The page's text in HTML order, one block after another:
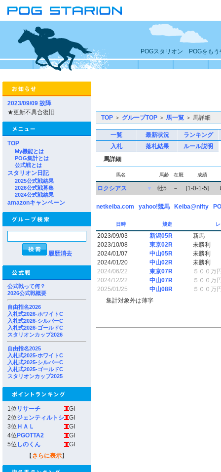
POGスタリオン POGをもう
2023/09/09 故障
★更新不具合復旧
TOP
My機能とは
POG集計とは
公式戦とは
スタリオン日記
2025公式戦結果
2026公式戦募集
2024公式戦結果
amazonキャンペーン
履歴消去
公式戦って何？
2026公式戦概要
自由指名2026
入札式2026-ホワイトC
入札式2026-シルバーC
入札式2026-ゴールドC
スタリオンカップ2026
自由指名2025
入札式2025-ホワイトC
入札式2025-シルバーC
入札式2025-ゴールドC
スタリオンカップ2025
1位 リサーチ
GI
2位ジェンティルトシ
GI
3位 ＨＡＬ
GI
4位 PGOTTA2
GI
5位 しのくん
GI
【 さらに表示】
TOP ＞ グループTOP ＞ 馬一覧 ＞ 馬詳細
一覧 最新状況
ランキング
入札
落札結果
ルール説明
馬詳細
馬名 馬齢 在厩 成績
ロクシアス ▼ 牡5 － [1-0-1-5]
netkeiba.com yahoo!競馬 Keiba@nifty
日時 競走
2023/09/03 新潟05R
新馬
2023/10/08
東京02R
未勝利
2024/01/07
中山05R
未勝利
2024/01/20
中山02R
未勝利
2024/06/22
東京07R
５００万
2024/12/22
中山07R
５００万
2025/01/25
中山08R
５００万
集計対象外は薄字